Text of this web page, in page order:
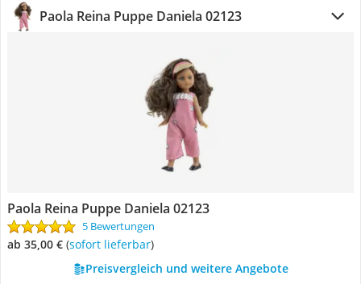
Paola Reina Puppe Daniela 02123
Paola Reina Puppe Daniela 02123
5 Bewertungen
ab 35,00 € ( Sofort lieferbar)
Preisvergleich und weitere Angebote